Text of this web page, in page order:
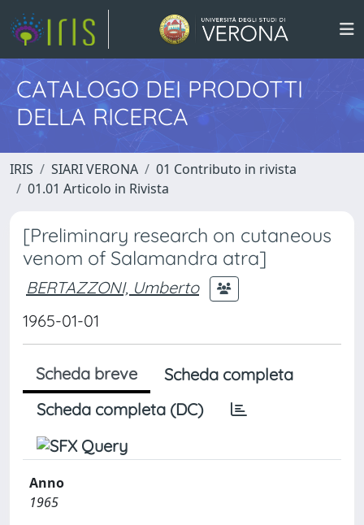
CATALOGO DEI PRODOTTI
DELLA RICERCA
IRIS SIARI VERONA
01 Contributo in rivista
01.01 Articolo in Rivista
[Preliminary research on cutaneous
venom of Salamandra atra]
BERTAZZONI, Umberto
1965-01-01
Scheda breve
Scheda completa
Scheda completa (DC)
Anno
1965